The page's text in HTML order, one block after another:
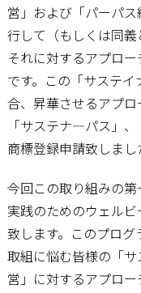
営」および「パーパ
行して（もしくは同義
それに対するアプロ
です。この「サステ
合、昇華させるアプ
「サステナ―パス」
商標登録申請致しまし
今回この取り組みの
実践のためのウェル
致します。このプロ
取組に悩む皆様の「
営」に対するアプロ